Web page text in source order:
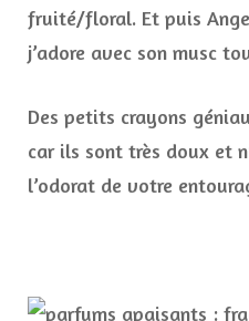
fruité/floral. Et puis
j’adore avec son musc
Des petits crayons
car ils sont très doux et
l’odorat de votre